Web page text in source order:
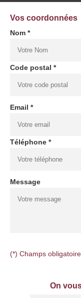
Vos coordonnées
Nom *
Code postal *
Email *
Téléphone *
Message
(*) Champs obligatoire
On